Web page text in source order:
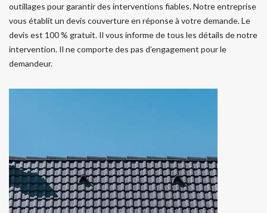
outillages pour garantir des interventions fiables. Notre entreprise
vous établit un devis couverture en réponse à votre demande. Le
devis est 100 % gratuit. Il vous informe de tous les détails de notre
intervention. Il ne comporte des pas d’engagement pour le
demandeur.